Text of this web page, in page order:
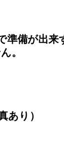
準備が出来
。
あり）